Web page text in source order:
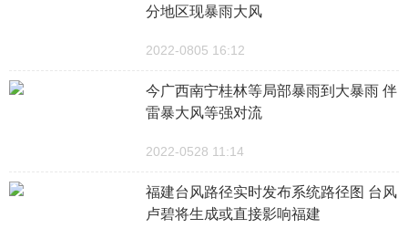
分地区现暴雨大风
2022-0805 16:12
今广西南宁桂林等局部暴雨到大暴雨 伴
雷暴大风等强对流
2022-0528 11:14
福建台风路径实时发布系统路径图 台风
卢碧将生成或直接影响福建